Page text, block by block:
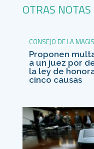
OTRAS NOTAS
CONSEJO DE LA
Proponen
a un juez por
la ley de
cinco causas